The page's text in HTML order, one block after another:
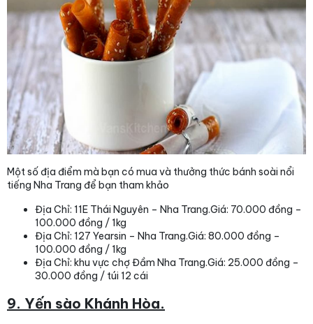
Một số địa điểm mà bạn có mua và thưởng thức bánh soài nổi
tiếng Nha Trang để bạn tham khảo
Địa Chỉ: 11E Thái Nguyên – Nha Trang.Giá: 70.000 đồng –
100.000 đồng / 1kg
Địa Chỉ: 127 Yearsin – Nha Trang.Giá: 80.000 đồng –
100.000 đồng / 1kg
Địa Chỉ: khu vực chợ Đầm Nha Trang.Giá: 25.000 đồng –
30.000 đồng / túi 12 cái
9. Yến sào Khánh Hòa.